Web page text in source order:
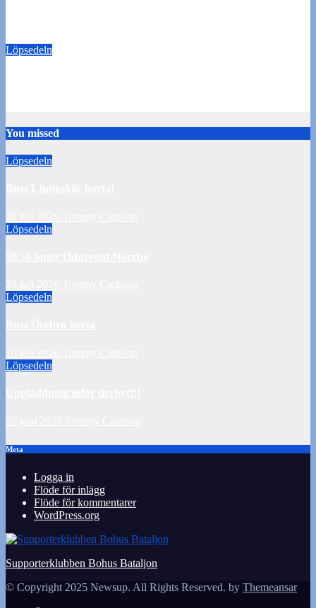
Löpsedeln
You missed
Löpsedeln
Löpsedeln
Löpsedeln
Löpsedeln
Meta
Logga in
Flöde för inlägg
Flöde för kommentarer
WordPress.org
Supporterklubben Bohus Bataljon
© Copyright 2025 Newsup. All Rights Reserved. by Themeansar